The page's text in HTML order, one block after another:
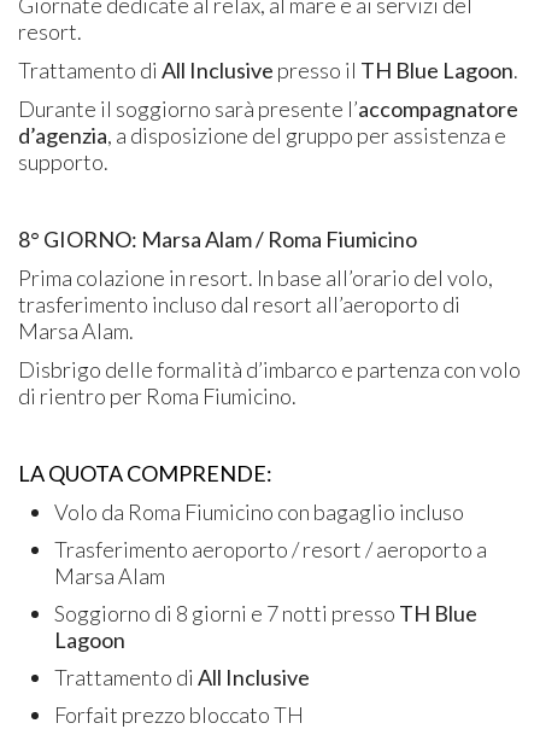
resort.
Trattamento diAll Inclusive presso il TH Blue Lagoon.
Durante il soggiorno sarà presente l’accompagnatore
d’agenzia, a disposizione del gruppo per assistenza e
supporto.
8° GIORNO: Marsa Alam / Roma Fiumicino
Prima colazione in resort. In base all’orario del volo,
trasferimento incluso dal resort all’aeroporto di
Marsa Alam.
Disbrigo delle formalità d’imbarco e partenza con volo
di rientro per Roma Fiumicino.
LA QUOTA COMPRENDE:
Volo da Roma Fiumicino con bagaglio incluso
Trasferimento aeroporto / resort / aeroporto a
Marsa Alam
Soggiorno di 8 giorni e 7 notti presso TH Blue
Lagoon
Trattamento diAll Inclusive
Forfait prezzo bloccato TH